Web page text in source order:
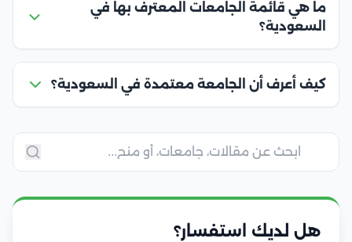
ما هي قائمة الجامعات المعترف بها في
السعودية؟
كيف أعرف أن الجامعة معتمدة في السعودية؟
هل لديك استفسار؟